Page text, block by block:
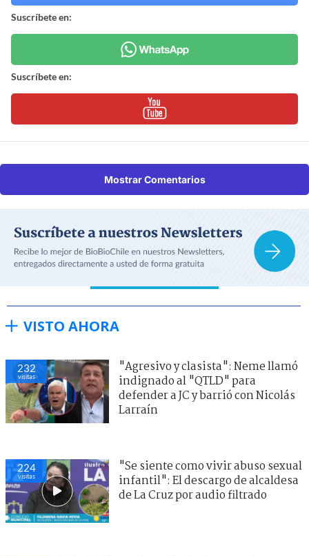
Suscríbete en:
Suscríbete en:
Mostrar Comentarios
VISTO AHORA
232
visitas
"Agresivo y clasista": Neme llamó
indignado al "QTLD" para
defender a JC y barrió con Nicolás
Larraín
224
visitas
"Se siente como vivir abuso sexual
infantil": El descargo de alcaldesa
de La Cruz por audio filtrado